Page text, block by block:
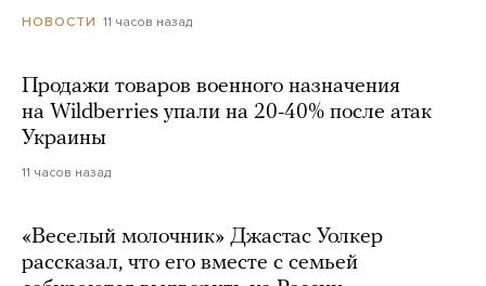
НОВОСТИ 11 часов назад
Продажи товаров военного назначения
на Wildberries упали на 20-40% после атак
Украины
11 часов назад
«Веселый молочник» Джастас Уолкер
рассказал, что его вместе с семьей